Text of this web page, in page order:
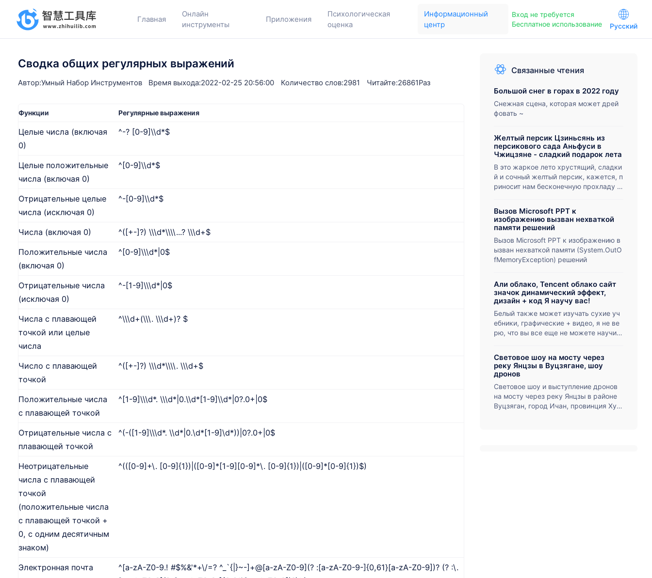
Главная
Онлайн
инструменты
Приложения
Психологическая
оценка
Информационный
центр
Вход не требуется
Бесплатное использование
Русский
Сводка общих регулярных выражений
Автор:Умный Набор Инструментов Время выхода:2022-02-25 20:56:00 Количество слов:2981 Читайте:26861Раз
Функции Регулярные выражения
Целые числа (включая
0)
^-? [0-9]\\d*$
Целые положительные
числа (включая 0)
^[0-9]\\d*$
Отрицательные целые
числа (исключая 0)
^-[0-9]\\d*$
Числа (включая 0) ^([+-]?) \\\d*\\\\...? \\\d+$
Положительные числа
(включая 0)
^[0-9]\\\d*|0$
Отрицательные числа
(исключая 0)
^-[1-9]\\\d*|0$
Числа с плавающей
точкой или целые
числа
^\\\d+(\\\. \\\d+)? $
Число с плавающей
точкой
^([+-]?) \\\d*\\\\. \\\d+$
Положительные числа
с плавающей точкой
^[1-9]\\\d*. \\\d*|0.\\d*[1-9]\\d*|0?.0+|0$
Отрицательные числа с
плавающей точкой
^(-([1-9]\\\d*. \\d*|0.\d*[1-9]\d*))|0?.0+|0$
Неотрицательные
числа с плавающей
точкой
(положительные числа
с плавающей точкой +
0, с одним десятичным
знаком)
^(([0-9]+\. [0-9]{1})|([0-9]*[1-9][0-9]*\. [0-9]{1})|([0-9]*[0-9]{1})$)
Электронная почта
^[a-zA-Z0-9.! #$%&'*+\/=? ^_`{|}~-]+@[a-zA-Z0-9](? :[a-zA-Z0-9-]{0,61}[a-zA-Z0-9])? (? :\.
Связанные чтения
Большой снег в горах в 2022 году
Снежная сцена, которая может дрей
фовать ~
Желтый персик Цзиньсянь из
персикового сада Аньфуси в
Чжицзяне - сладкий подарок лета
В это жаркое лето хрустящий, сладки
й и сочный желтый персик, кажется, п
риносит нам бесконечную прохладу и
цзян, провинция Хубэй, - просто лучш
ий фрукт этого сезона. Свежие желты
утром, с ароматом утренней росы и т
еплом солнца, уже доступны. Где бы
вы ни находились, мы быстро достави
тавкой по городу Ичан, провинция Ху
бэй.
Вызов Microsoft PPT к
изображению вызван нехваткой
памяти решений
Вызов Microsoft PPT к изображению в
ызван нехваткой памяти (System.OutO
fMemoryException) решений
Али облако, Tencent облако сайт
значок динамический эффект,
дизайн + код Я научу вас!
Белый также может изучать сухие уч
ебники, графические + видео, я не ве
рю, что вы все еще не можете научит
Световое шоу на мосту через
реку Янцзы в Вуцзягане, шоу
дронов
Световое шоу и выступление дронов
на мосту через реку Янцзы в районе
Вуцзяган, город Ичан, провинция Хуб